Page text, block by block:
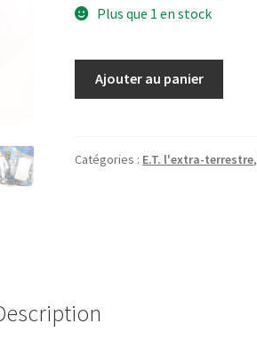
Plus que 1 en stock
Gurney
2001
Ajouter au panier
Catégories : E.T. l'extra-terrestre,